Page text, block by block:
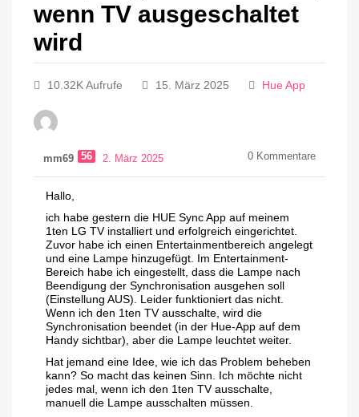
wenn TV ausgeschaltet
wird
10.32K Aufrufe 15. März 2025 Hue App
mm69 56 2. März 2025 0 Kommentare
Hallo,
ich habe gestern die HUE Sync App auf meinem
1ten LG TV installiert und erfolgreich eingerichtet.
Zuvor habe ich einen Entertainmentbereich angelegt
und eine Lampe hinzugefügt. Im Entertainment-
Bereich habe ich eingestellt, dass die Lampe nach
Beendigung der Synchronisation ausgehen soll
(Einstellung AUS). Leider funktioniert das nicht.
Wenn ich den 1ten TV ausschalte, wird die
Synchronisation beendet (in der Hue-App auf dem
Handy sichtbar), aber die Lampe leuchtet weiter.
Hat jemand eine Idee, wie ich das Problem beheben
kann? So macht das keinen Sinn. Ich möchte nicht
jedes mal, wenn ich den 1ten TV ausschalte,
manuell die Lampe ausschalten müssen.